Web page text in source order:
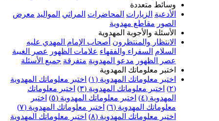
متعددة
الزيارات المحاضرات المراثي المواليد معرض
مقاطع مهدوية
والأجوبة المهدوية
والمنتظرون أصحاب الإمام المهدي عليه
السفراء والفقهاء علامات الظهور عصر الغيبة
مدعو المهدوية متفرقة جميع الأسئلة
معلوماتك المهدوية
معلوماتك المهدوية (١)
اختبر معلوماتك المهدوية
اختبر معلوماتك المهدوية (٣)
اختبر معلوماتك
اختبر معلوماتك المهدوية (٥)
اختبر
المهدوية (٦)
اختبر معلوماتك المهدوية (٧)
معلوماتك المهدوية (٨)
اختبر معلوماتك المهدوية